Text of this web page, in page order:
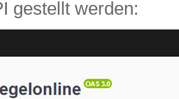
gestellt werden: